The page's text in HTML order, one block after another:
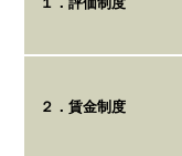
２．賃金制度